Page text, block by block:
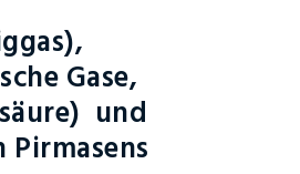
Gase,
und